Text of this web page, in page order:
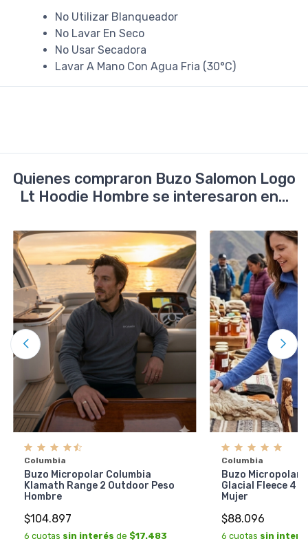
No Utilizar Blanqueador
No Lavar En Seco
No Usar Secadora
Lavar A Mano Con Agua Fria (30°C)
Quienes compraron Buzo Salomon Logo
Lt Hoodie Hombre se interesaron en...
Columbia
Buzo Micropolar Columbia
Klamath Range 2 Outdoor Peso
Hombre
$104.897
6 cuotas sin interés de $17.483
Columbia
Buzo Micropolar
Glacial Fleece 4
Mujer
$88.096
6 cuotas sin